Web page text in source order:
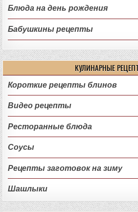
Блюда на день рождения
Бабушкины рецепты
КУЛИНАРНЫЕ
Короткие рецепты блинов
Видео рецепты
Ресторанные блюда
Соусы
Рецепты заготовок на зиму
Шашлыки